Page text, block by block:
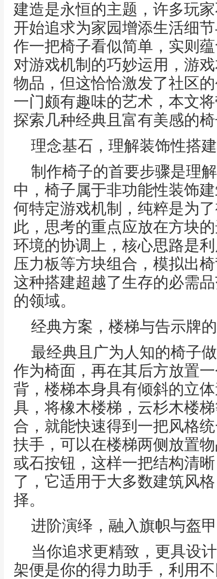
建造是永恒的主题，许多玩
开始追求为家园增添生活细
作一把椅子看似简单，实则
对游戏机制的巧妙运用，游
物品，但这恰恰激发了社区
一门颇有趣味的艺术，本文
探索几种经典且富有美感的
理念基石，理解装饰性搭
制作椅子的首要步骤是理
中，椅子属于非功能性装饰
何特定游戏机制，纯粹是为
此，思考的重点应放在方块
环境的协调上，核心思路是
压力板等方块组合，模拟出
这种搭建超越了生存的必需
的领域。
经典方案，楼梯与告示牌
最经典且广为人知的椅子
作为椅面，再在其后方放置
背，楼梯本身具有倾斜的立
具，将橡木楼梯，云杉木楼
合，就能快速得到一把风格
扶手，可以在楼梯两侧放置
或石按钮，这样一把结构清
了，它适用于大多数建筑风
择。
进阶演绎，融入旗帜与盔
当你追求更精致，更具设
架便是你的得力助手，利用